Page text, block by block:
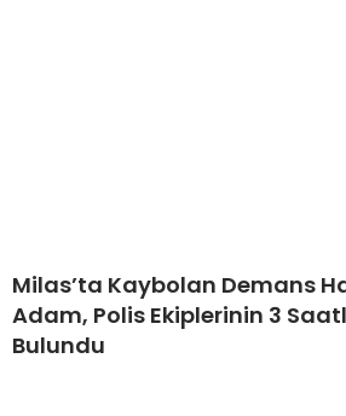
Milas’ta Kaybolan Demans
Adam, Polis Ekiplerinin 3
Bulundu